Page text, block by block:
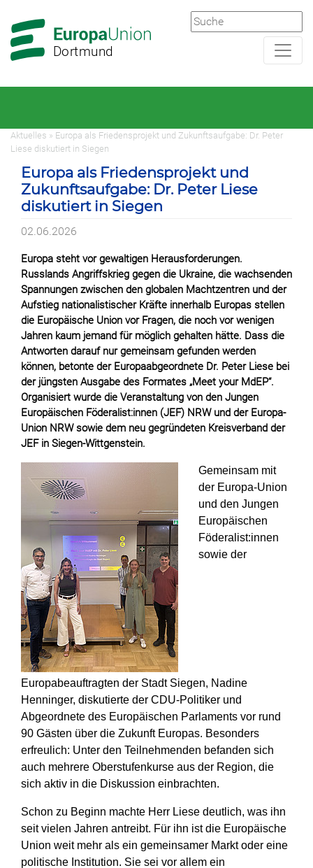
Hauptnavigation
Hauptbereich
Dortmund
Aktuelles » Europa als Friedensprojekt und Zukunftsaufgabe: Dr. Peter
Liese diskutiert in Siegen
Europa als Friedensprojekt und
Zukunftsaufgabe: Dr. Peter Liese
diskutiert in Siegen
02.06.2026
Europa steht vor gewaltigen Herausforderungen.
Russlands Angriffskrieg gegen die Ukraine, die wachsenden
Spannungen zwischen den globalen Machtzentren und der
Aufstieg nationalistischer Kräfte innerhalb Europas stellen
die Europäische Union vor Fragen, die noch vor wenigen
Jahren kaum jemand für möglich gehalten hätte. Dass die
Antworten darauf nur gemeinsam gefunden werden
können, betonte der Europaabgeordnete Dr. Peter Liese bei
der jüngsten Ausgabe des Formates „Meet your MdEP“.
Organisiert wurde die Veranstaltung von den Jungen
Europäischen Föderalist:innen (JEF) NRW und der Europa-
Union NRW sowie dem neu gegründeten Kreisverband der
JEF in Siegen-Wittgenstein.
Gemeinsam mit
der Europa-Union
und den Jungen
Europäischen
Föderalist:innen
sowie der
Europabeauftragten der Stadt Siegen, Nadine
Henninger, diskutierte der CDU-Politiker und
Abgeordnete des Europäischen Parlaments vor rund
90 Gästen über die Zukunft Europas. Besonders
erfreulich: Unter den Teilnehmenden befanden sich
auch mehrere Oberstufenkurse aus der Region, die
sich aktiv in die Diskussion einbrachten.
Schon zu Beginn machte Herr Liese deutlich, was ihn
seit vielen Jahren antreibt. Für ihn ist die Europäische
Union weit mehr als ein gemeinsamer Markt oder eine
politische Institution. Sie sei vor allem ein